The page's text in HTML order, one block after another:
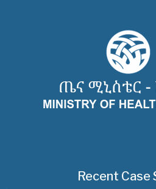
Recent Case